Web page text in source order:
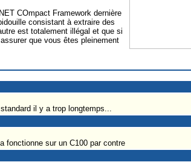
COmpact Framework dernière
consistant à extraire des
est totalement illégal et que si
que vous êtes pleinement
il y a trop longtemps...
fonctionne sur un C100 par contre